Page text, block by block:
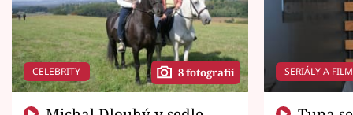
CELEBRITY 8 fotografií SERIÁLY A